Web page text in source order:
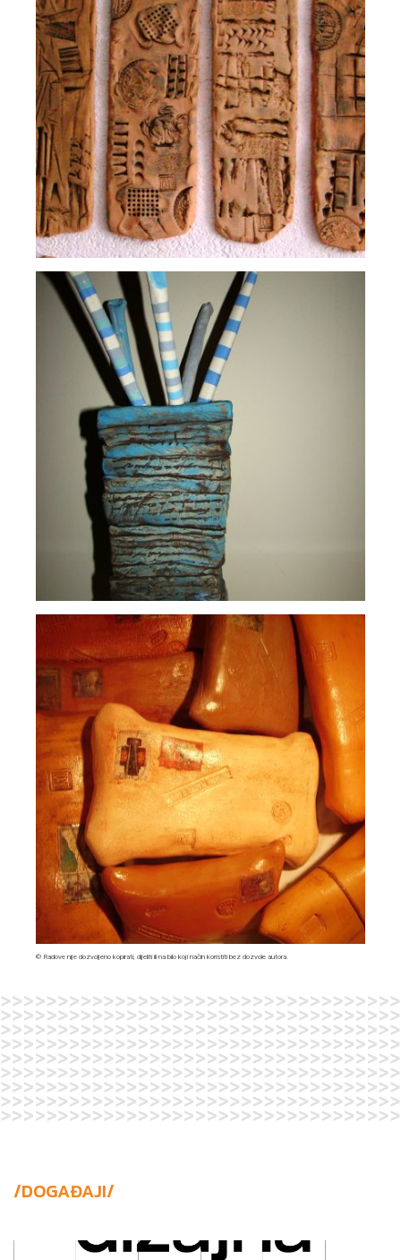
© Radove nije dozvoljeno kopirati, dijeliti ili na bilo koji način koristiti bez dozvole autora.
/DOGAĐAJI/